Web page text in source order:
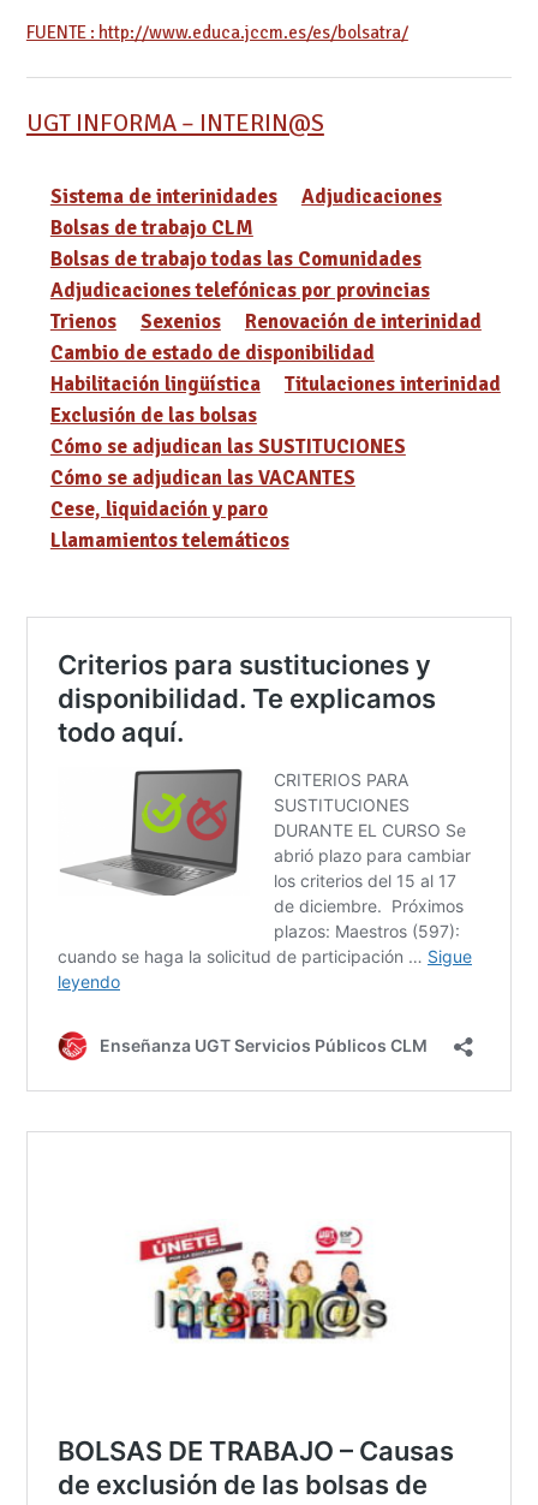
FUENTE : http://www.educa.jccm.es/es/bolsatra/
UGT INFORMA – INTERIN@S
Sistema de interinidades
Adjudicaciones
Bolsas de trabajo CLM
Bolsas de trabajo todas las Comunidades
Adjudicaciones telefónicas por provincias
Trienos
Sexenios
Renovación de interinidad
Cambio de estado de disponibilidad
Habilitación lingüística
Titulaciones interinidad
Exclusión de las bolsas
Cómo se adjudican las SUSTITUCIONES
Cómo se adjudican las VACANTES
Cese, liquidación y paro
Llamamientos telemáticos